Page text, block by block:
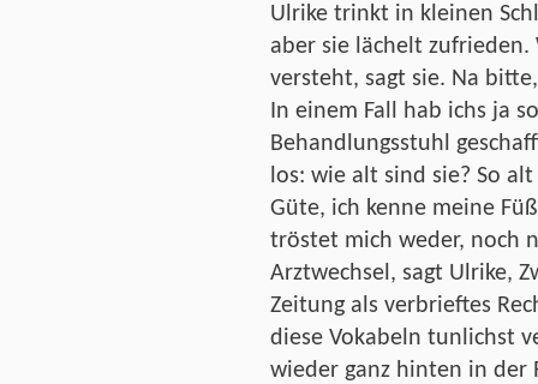
Ulrike trinkt in kleinen
aber sie lächelt zufrieden.
versteht, sagt sie. Na
In einem Fall hab ichs ja
Behandlungsstuhl
los: wie alt sind sie? So
Güte, ich kenne meine
tröstet mich weder, noch
Arztwechsel, sagt Ulrike,
Zeitung als verbrieftes
diese Vokabeln tunlichst
wieder ganz hinten in der